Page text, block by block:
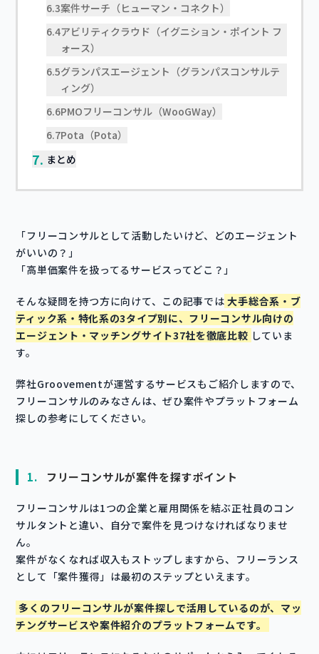
6.3案件サーチ（ヒューマン・コネクト）
6.4アビリティクラウド（イグニション・ポイント フ
ォース）
6.5グランパスエージェント（グランパスコンサルテ
ィング）
6.6PMOフリーコンサル（WooGWay）
6.7Pota（Pota）
7. まとめ
「フリーコンサルとして活動したいけど、どのエージェント
がいいの？」
「高単価案件を扱ってるサービスってどこ？」
そんな疑問を持つ方に向けて、この記事では 大手総合系・ブ
ティック系・特化系の3タイプ別に、フリーコンサル向けの
エージェント・マッチングサイト37社を徹底比較 していま
す。
弊社Groovementが運営するサービスもご紹介しますので、
フリーコンサルのみなさんは、ぜひ案件やプラットフォーム
探しの参考にしてください。
1. フリーコンサルが案件を探すポイント
フリーコンサルは1つの企業と雇用関係を結ぶ正社員のコン
サルタントと違い、自分で案件を見つけなければなりませ
ん。
案件がなくなれば収入もストップしますから、フリーランス
として「案件獲得」は最初のステップといえます。
多くのフリーコンサルが案件探しで活用しているのが、マッ
チングサービスや案件紹介のプラットフォームです。